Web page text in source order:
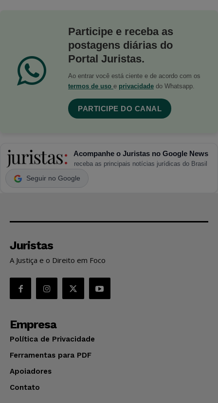
Participe e receba as
postagens diárias do
Portal Juristas.
Ao entrar você está ciente e de acordo com os
termos de uso e privacidade do Whatsapp.
PARTICIPE DO CANAL
Acompanhe o Juristas no Google News
receba as principais notícias jurídicas do Brasil
Seguir no Google
Juristas
A Justiça e o Direito em Foco
Empresa
Política de Privacidade
Ferramentas para PDF
Apoiadores
Contato